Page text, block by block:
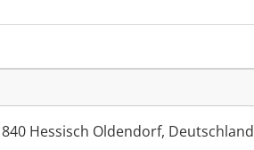
Hessisch Oldendorf, Deutschland